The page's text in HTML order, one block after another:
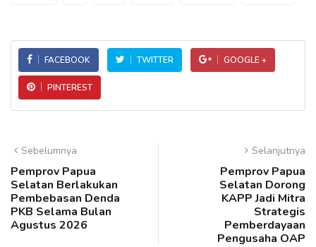
FACEBOOK TWITTER GOOGLE +
PINTEREST
Sebelumnya
Pemprov Papua
Selatan Berlakukan
Pembebasan Denda
PKB Selama Bulan
Agustus 2026
Selanjutnya
Pemprov Papua
Selatan Dorong
KAPP Jadi Mitra
Strategis
Pemberdayaan
Pengusaha OAP